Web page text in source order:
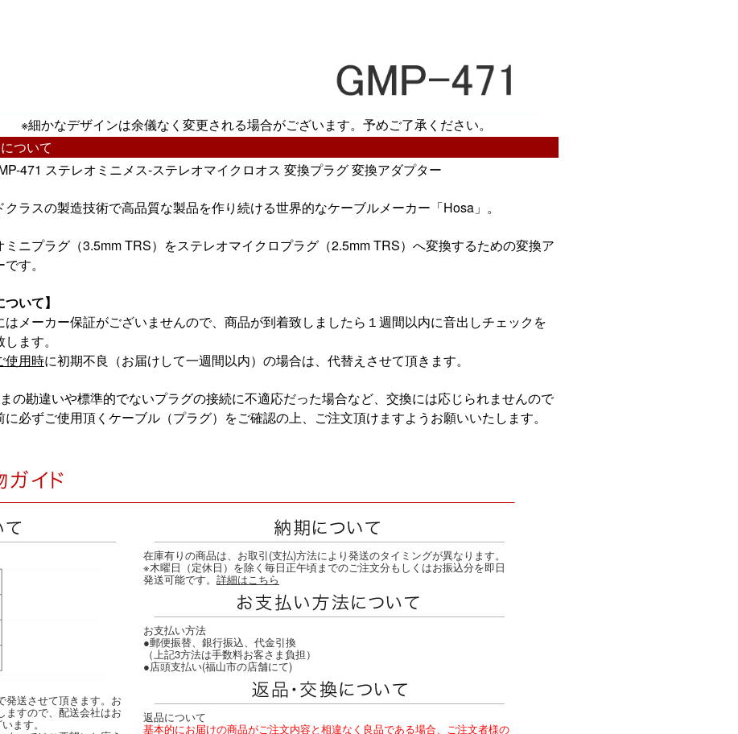
※細かなデザインは余儀なく変更される場合がございます。予めご了承ください。
ついて
471 ステレオミニメス-ステレオマイクロオス 変換プラグ 変換アダプター
クラスの製造技術で高品質な製品を作り続ける世界的なケーブルメーカー「Hosa」。
ミニプラグ（3.5mm TRS）をステレオマイクロプラグ（2.5mm TRS）へ変換するための変換ア
す。
ついて】
はメーカー保証がございませんので、商品が到着致しましたら１週間以内に音出しチェックを
ます。
使用時に初期不良（お届けして一週間以内）の場合は、代替えさせて頂きます。
の勘違いや標準的でないプラグの接続に不適応だった場合など、交換には応じられませんので
に必ずご使用頂くケーブル（プラグ）をご確認の上、ご注文頂けますようお願いいたします。
発送させて頂きます。お
ますので、配送会社はお
ます。
在庫有りの商品は、お取引(支払)方法により発送のタイミングが異なります。
※木曜日（定休日）を除く毎日正午頃までのご注文分もしくはお振込分を即日
発送可能です。 詳細はこちら
お支払い方法
●郵便振替、銀行振込、代金引換
（上記3方法は手数料お客さま負担）
●店頭支払い(福山市の店舗にて)
返品について
基本的にお届けの商品がご注文内容と相違なく良品である場合、ご注文者様の